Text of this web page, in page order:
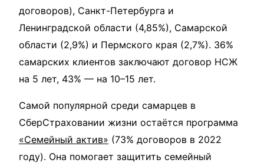
договоров), Санкт-Петербурга и
Ленинградской области (4,85%), Самарской
области (2,9%) и Пермского края (2,7%). 36%
самарских клиентов заключают договор НСЖ
на 5 лет, 43% — на 10–15 лет.
Самой популярной среди самарцев в
СберСтраховании жизни остаётся программа
«Семейный актив» (73% договоров в 2022
году). Она помогает защитить семейный